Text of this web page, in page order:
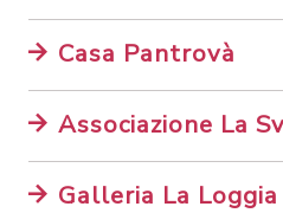
Casa Pantrovà
Associazione La
Galleria La Loggia